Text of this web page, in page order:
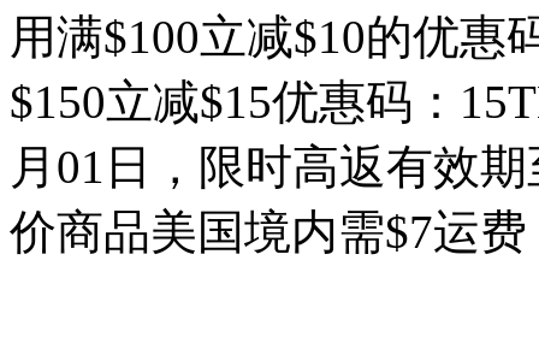
用满$100立减$10的优惠
$150立减$15优惠码：
月01日，限时高返有效
价商品美国境内需$7运